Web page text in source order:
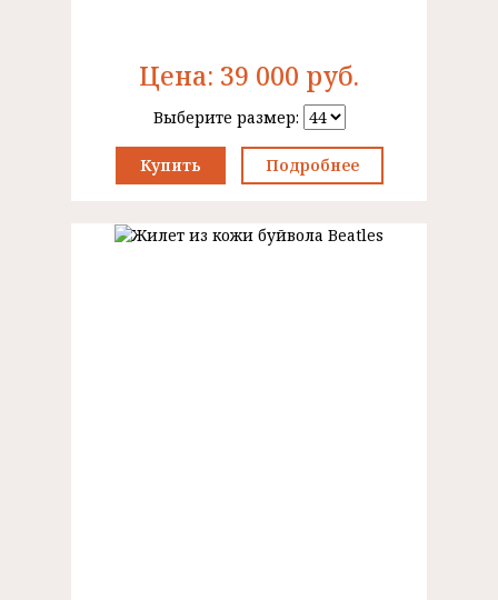
Цена: 39 000 руб.
Выберите размер:
Купить Подробнее